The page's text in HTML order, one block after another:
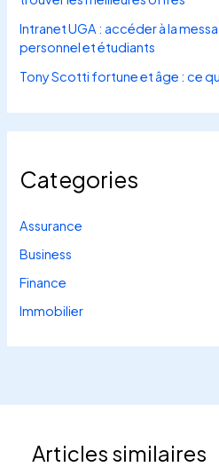
Intranet UGA : accéder à la
personnel et étudiants
Tony Scotti fortune et âge : ce
Categories
Assurance
Business
Finance
Immobilier
Articles similaires